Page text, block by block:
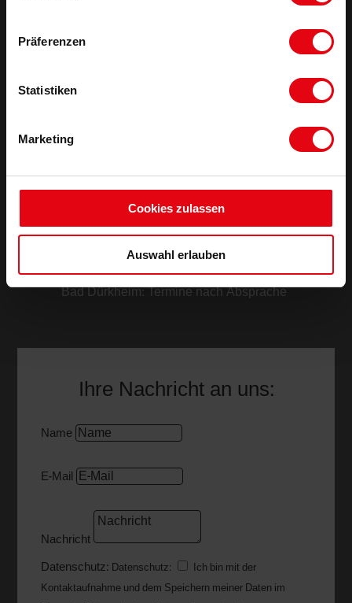
Präferenzen
Statistiken
Marketing
Cookies zulassen
Auswahl erlauben
Neustadt: Mo. – Fr. 09:00 – 12:00 & 13:00 –
18:00 Uhr
Bad Dürkheim: Termine nach Absprache
Ihre Nachricht an uns:
Name
E-Mail
Nachricht
Datenschutz: Datenschutz:
Ich bin mit der
Kontaktaufnahme und dem Speichern meiner Daten im